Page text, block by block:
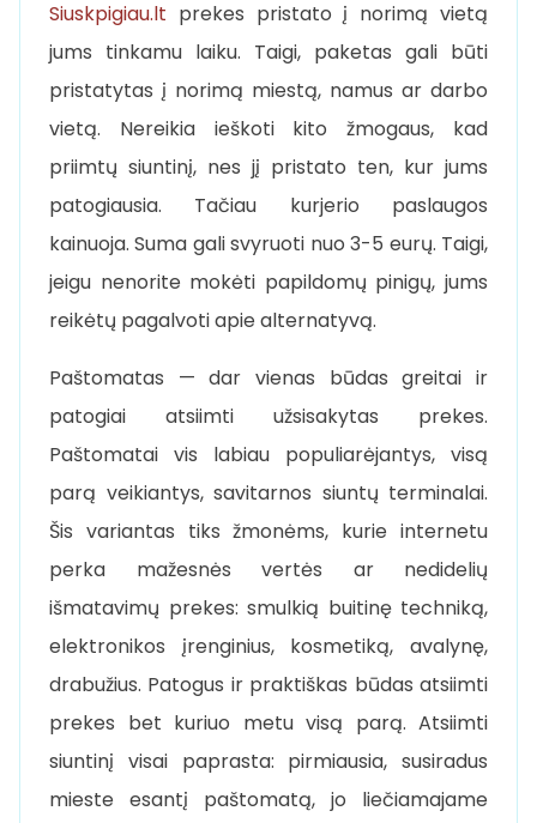
Siuskpigiau.lt prekes pristato į norimą vietą
jums tinkamu laiku. Taigi, paketas gali būti
pristatytas į norimą miestą, namus ar darbo
vietą. Nereikia ieškoti kito žmogaus, kad
priimtų siuntinį, nes jį pristato ten, kur jums
patogiausia. Tačiau kurjerio paslaugos
kainuoja. Suma gali svyruoti nuo 3-5 eurų. Taigi,
jeigu nenorite mokėti papildomų pinigų, jums
reikėtų pagalvoti apie alternatyvą.
Paštomatas — dar vienas būdas greitai ir
patogiai atsiimti užsisakytas prekes.
Paštomatai vis labiau populiarėjantys, visą
parą veikiantys, savitarnos siuntų terminalai.
Šis variantas tiks žmonėms, kurie internetu
perka mažesnės vertės ar nedidelių
išmatavimų prekes: smulkią buitinę techniką,
elektronikos įrenginius, kosmetiką, avalynę,
drabužius. Patogus ir praktiškas būdas atsiimti
prekes bet kuriuo metu visą parą. Atsiimti
siuntinį visai paprasta: pirmiausia, susiradus
mieste esantį paštomatą, jo liečiamajame